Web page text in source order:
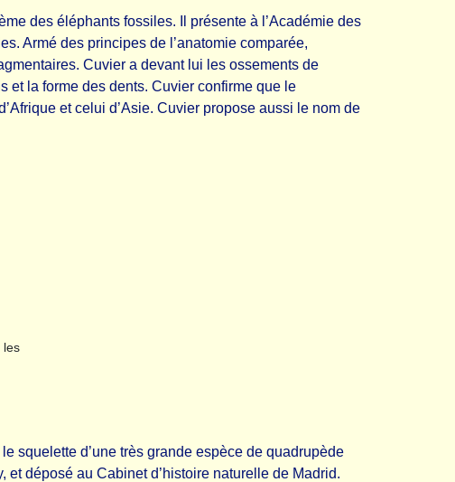
des éléphants fossiles. Il présente à l’Académie des
Armé des principes de l’anatomie comparée,
Cuvier a devant lui les ossements de
et la forme des dents. Cuvier confirme que le
et celui d’Asie. Cuvier propose aussi le nom de
les
squelette d’une très grande espèce de quadrupède
et déposé au Cabinet d’histoire naturelle de Madrid.